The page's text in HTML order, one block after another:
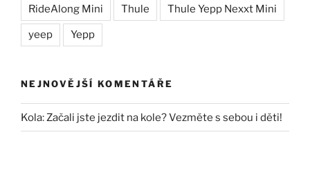
RideAlong Mini Thule Thule Yepp Nexxt Mini
yeep Yepp
NEJNOVĚJŠÍ KOMENTÁŘE
Kola:Začali jste jezdit na kole? Vezměte s sebou i děti!